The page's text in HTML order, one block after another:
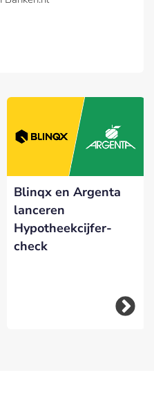
Blinqx en Argenta
lanceren
Hypotheekcijfer-
check